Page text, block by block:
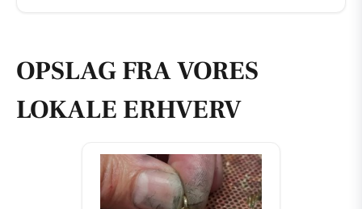
OPSLAG FRA VORES
LOKALE ERHVERV